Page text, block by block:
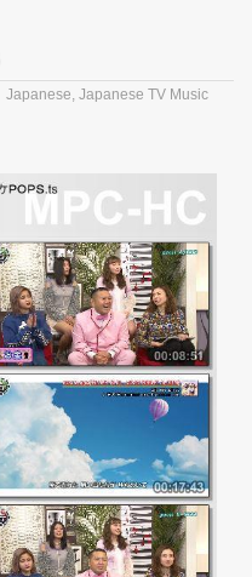
Japanese Japanese TV Music